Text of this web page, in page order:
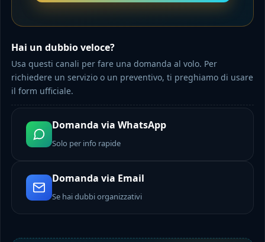
Hai un dubbio veloce?
Usa questi canali per fare una domanda al volo. Per
richiedere un servizio o un preventivo, ti preghiamo di usare
il form ufficiale.
Domanda via WhatsApp
Solo per info rapide
Domanda via Email
Se hai dubbi organizzativi